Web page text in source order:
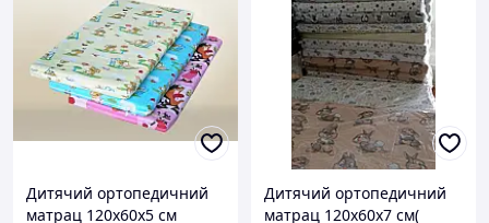
Дитячий ортопедичний
матрац 120х60х5 см
Дитячий ортопедичний
матрац 120х60х7 см(